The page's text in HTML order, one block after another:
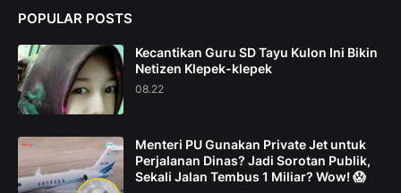
POPULAR POSTS
Kecantikan Guru SD Tayu Kulon Ini Bikin
Netizen Klepek-klepek
08.22
Menteri PU Gunakan Private Jet untuk
Perjalanan Dinas? Jadi Sorotan Publik,
Sekali Jalan Tembus 1 Miliar? Wow! 😱